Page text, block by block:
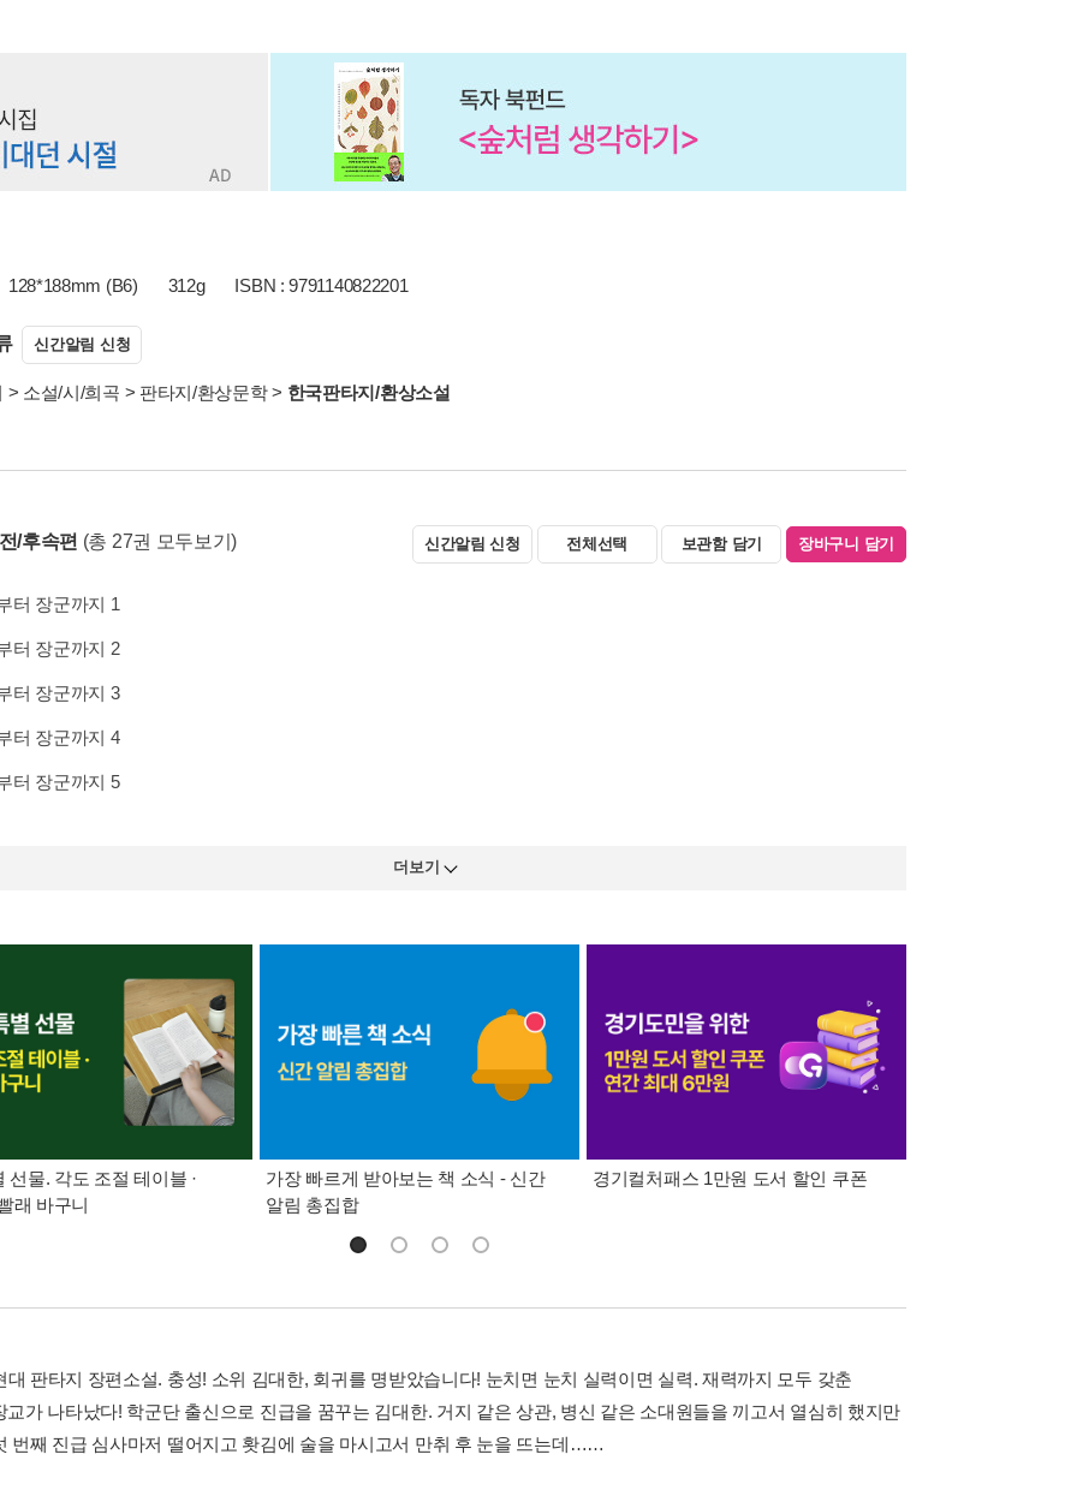
128*188mm (B6) 312g ISBN : 9791140822201
신간알림 신청
> 소설/시/희곡 > 판타지/환상문학> 한국판타지/환상소설
/후속편 (총 27권 모두보기) 신간알림 신청 전체선택 보관함 담기 장바구니 담기
터 장군까지 1
터 장군까지 2
터 장군까지 3
터 장군까지 4
터 장군까지 5
더보기
선물. 각도 조절 테이블 ·
래 바구니
가장 빠르게 받아보는 책 소식 - 신간
알림 총집합
경기컬처패스 1만원 도서 할인 쿠폰
대 판타지 장편소설. 충성! 소위 김대한, 회귀를 명받았습니다! 눈치면 눈치 실력이면 실력. 재력까지 모두 갖춘
교가 나타났다! 학군단 출신으로 진급을 꿈꾸는 김대한. 거지 같은 상관, 병신 같은 소대원들을 끼고서 열심히 했지만
번째 진급 심사마저 떨어지고 홧김에 술을 마시고서 만취 후 눈을 뜨는데……